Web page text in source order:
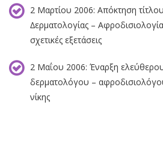
2 Mαρτίου 2006: Απόκτηση τίτλου
∆ερµατολογίας –
σχετικές εξετάσεις
2 Μαΐου 2006: Έναρξη
δερµατολόγου –
νίκης